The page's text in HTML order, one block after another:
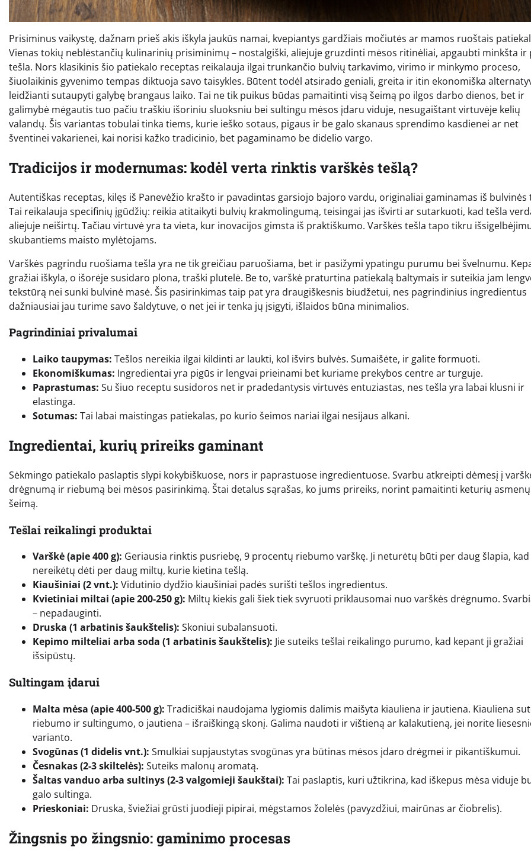
Prisiminus vaikystę, dažnam prieš akis iškyla jaukūs namai, kvepiantys gardžiais močiutės ar mamos ruoštais
Vienas tokių neblėstančių kulinarinių prisiminimų – nostalgiški, aliejuje gruzdinti mėsos ritinėliai, apgaubti minkšta ir
tešla. Nors klasikinis šio patiekalo receptas reikalauja ilgai trunkančio bulvių tarkavimo, virimo ir minkymo proceso,
šiuolaikinis gyvenimo tempas diktuoja savo taisykles. Būtent todėl atsirado geniali, greita ir itin ekonomiška
leidžianti sutaupyti galybę brangaus laiko. Tai ne tik puikus būdas pamaitinti visą šeimą po ilgos darbo dienos, bet ir
galimybė mėgautis tuo pačiu traškiu išoriniu sluoksniu bei sultingu mėsos įdaru viduje, nesugaištant virtuvėje kelių
valandų. Šis variantas tobulai tinka tiems, kurie ieško sotaus, pigaus ir be galo skanaus sprendimo kasdienei ar net
šventinei vakarienei, kai norisi kažko tradicinio, bet pagaminamo be didelio vargo.
Tradicijos ir modernumas: kodėl verta rinktis varškės tešlą?
Autentiškas receptas, kilęs iš Panevėžio krašto ir pavadintas garsiojo bajoro vardu, originaliai gaminamas iš bulvinės
Tai reikalauja specifinių įgūdžių: reikia atitaikyti bulvių krakmolingumą, teisingai jas išvirti ar sutarkuoti, kad tešla
aliejuje neiširtų. Tačiau virtuvė yra ta vieta, kur inovacijos gimsta iš praktiškumo. Varškės tešla tapo tikru
skubantiems maisto mylėtojams.
Varškės pagrindu ruošiama tešla yra ne tik greičiau paruošiama, bet ir pasižymi ypatingu purumu bei švelnumu.
gražiai iškyla, o išorėje susidaro plona, traški plutelė. Be to, varškė praturtina patiekalą baltymais ir suteikia jam
tekstūrą nei sunki bulvinė masė. Šis pasirinkimas taip pat yra draugiškesnis biudžetui, nes pagrindinius ingredientus
dažniausiai jau turime savo šaldytuve, o net jei ir tenka jų įsigyti, išlaidos būna minimalios.
Pagrindiniai privalumai
Laiko taupymas: Tešlos nereikia ilgai kildinti ar laukti, kol išvirs bulvės. Sumaišėte, ir galite formuoti.
Ekonomiškumas: Ingredientai yra pigūs ir lengvai prieinami bet kuriame prekybos centre ar turguje.
Paprastumas: Su šiuo receptu susidoros net ir pradedantysis virtuvės entuziastas, nes tešla yra labai klusni ir
elastinga.
Sotumas: Tai labai maistingas patiekalas, po kurio šeimos nariai ilgai nesijaus alkani.
Ingredientai, kurių prireiks gaminant
Sėkmingo patiekalo paslaptis slypi kokybiškuose, nors ir paprastuose ingredientuose. Svarbu atkreipti dėmesį į
drėgnumą ir riebumą bei mėsos pasirinkimą. Štai detalus sąrašas, ko jums prireiks, norint pamaitinti keturių asmenų
šeimą.
Tešlai reikalingi produktai
Varškė (apie 400 g): Geriausia rinktis pusriebę, 9 procentų riebumo varškę. Ji neturėtų būti per daug šlapia, kad
nereikėtų dėti per daug miltų, kurie kietina tešlą.
Kiaušiniai (2 vnt.): Vidutinio dydžio kiaušiniai padės surišti tešlos ingredientus.
Kvietiniai miltai (apie 200-250 g): Miltų kiekis gali šiek tiek svyruoti priklausomai nuo varškės drėgnumo.
– nepadauginti.
Druska (1 arbatinis šaukštelis): Skoniui subalansuoti.
Kepimo milteliai arba soda (1 arbatinis šaukštelis): Jie suteiks tešlai reikalingo purumo, kad kepant ji gražiai
išsipūstų.
Sultingam įdarui
Malta mėsa (apie 400-500 g): Tradiciškai naudojama lygiomis dalimis maišyta kiauliena ir jautiena. Kiauliena
riebumo ir sultingumo, o jautiena – išraiškingą skonį. Galima naudoti ir vištieną ar kalakutieną, jei norite
varianto.
Svogūnas (1 didelis vnt.): Smulkiai supjaustytas svogūnas yra būtinas mėsos įdaro drėgmei ir pikantiškumui.
Česnakas (2-3 skiltelės): Suteiks malonų aromatą.
Šaltas vanduo arba sultinys (2-3 valgomieji šaukštai): Tai paslaptis, kuri užtikrina, kad iškepus mėsa viduje
galo sultinga.
Prieskoniai: Druska, šviežiai grūsti juodieji pipirai, mėgstamos žolelės (pavyzdžiui, mairūnas ar čiobrelis).
Žingsnis po žingsnio: gaminimo procesas